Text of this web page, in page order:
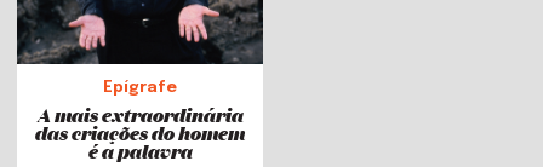
Epígrafe
A mais extraordinária
das criações do homem
é a palavra